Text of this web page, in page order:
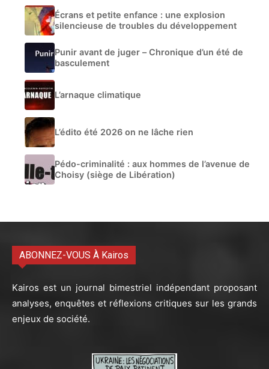
Écrans et petite enfance : une explosion
silencieuse de troubles du développement
Punir avant de juger – Chronique d’un été de
basculement
L’arnaque climatique
L’édito été 2026 on ne lâche rien
Pédo-criminalité : aux hommes de l’avenue de
Choisy (siège de Libération)
ABONNEZ-VOUS À Kairos
Kairos est un journal bimestriel indépendant proposant
analyses, enquêtes et réflexions critiques sur les grands
enjeux de société.